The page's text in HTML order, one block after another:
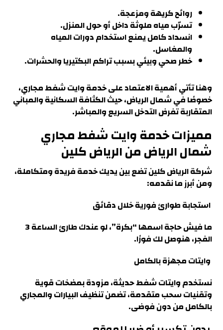
روائح كريهة ومزعجة.
تسرّب مياه ملوثة داخل أو حول المنزل.
انسداد كامل يمنع استخدام دورات المياه
والمغاسل.
خطر صحي وبيئي بسبب تراكم البكتيريا والحشرات.
وهنا تأتي أهمية الاعتماد على خدمة وايت شفط مجاري،
خصوصًا في شمال الرياض، حيث الكثافة السكانية والمباني
المتقاربة تفرض التدخل السريع والمباشر.
مميزات خدمة وايت شفط مجاري
شمال الرياض من الرياض كلين
شركة الرياض كلين تضع بين يديك خدمة فريدة ومتكاملة،
ومن أبرز ما نقدمه:
استجابة طوارئ فورية خلال دقائق
ما فيش حاجة اسمها “بكرة”، لو عندك طارئ الساعة 3
الفجر،هنوصل لك فورًا.
وايتات مجهزة بالكامل
نستخدم وايتات شفط حديثة، مزودة بمضخات قوية
وتقنيات سحب متقدمة، تضمن تنظيف البيارات والمجاري
بالكامل من دون فوضى.